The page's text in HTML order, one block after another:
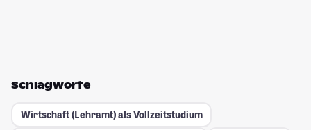
Schlagworte
Wirtschaft (Lehramt) als Vollzeitstudium